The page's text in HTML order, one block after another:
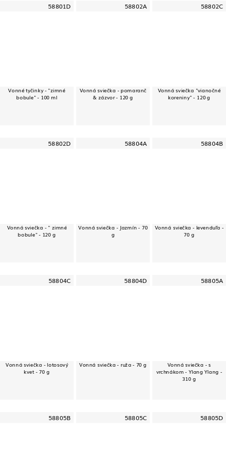
58801D
Vonné tyčinky - "zimné
bobule" - 100 ml
58802A
Vonná sviečka - pomaranč
& zázvor - 120 g
58802C
Vonná sviečka "vianočné
koreniny" - 120 g
58802D
Vonná sviečka - " zimné
bobule" - 120 g
58804A
Vonná sviečka - Jazmín - 70
g
58804B
Vonná sviečka - levenduľa -
70 g
58804C
Vonná sviečka - lotosový
kvet - 70 g
58804D
Vonná sviečka - ruža - 70 g
58805A
Vonná sviečka - s
vrchnákom - Ylang Ylang -
310 g
58805B 58805C 58805D